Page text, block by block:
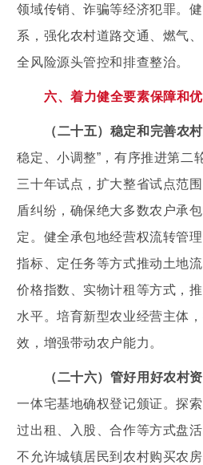
领域传销、诈骗等经济犯罪。
系，强化农村道路交通、燃气
全风险源头管控和排查整治。
六、着力健全要素保障和
（二十五）稳定和完善农
稳定、小调整”，有序推进第二
三十年试点，扩大整省试点范
盾纠纷，确保绝大多数农户承
定。健全承包地经营权流转管
指标、定任务等方式推动土地
价格指数、实物计租等方式，
水平。培育新型农业经营主体
效，增强带动农户能力。
（二十六）管好用好农村
一体宅基地确权登记颁证。探
过出租、入股、合作等方式盘
不允许城镇居民到农村购买农